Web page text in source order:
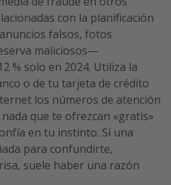
con la planificación
falsos, fotos
maliciosos—
% solo en 2024. Utiliza la
o de tu tarjeta de crédito
los números de atención
que te ofrezcan «gratis»
en tu instinto. Si una
para confundirte,
suele haber una razón